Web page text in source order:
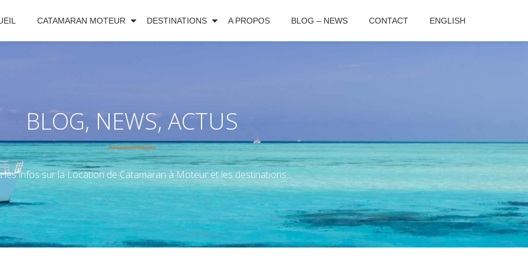
CATAMARAN MOTEUR DESTINATIONS A PROPOS BLOG – NEWS CONTACT ENGLISH
BLOG, NEWS, ACTUS
les infos sur la Location de Catamaran à Moteur et les destinations...